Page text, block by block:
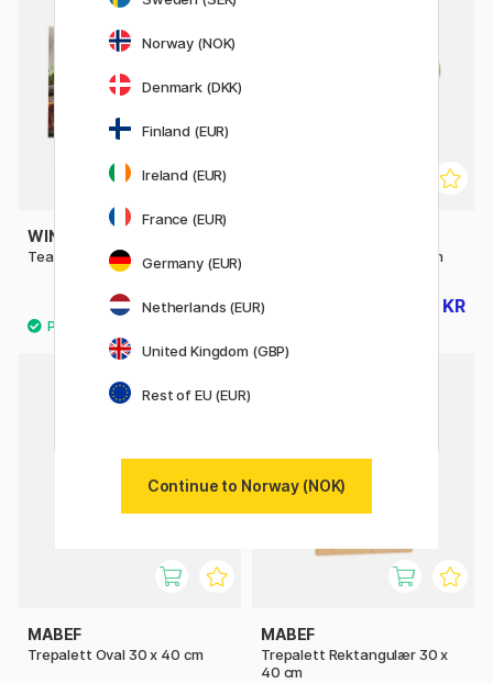
WINSOR & NEWTON
Tear-off Palettes 29x20 cm
185 KR
Kunstnerspalet 20 x 30 cm
41 KR
MABEF
Trepalett Oval 30 x 40 cm
MABEF
Trepalett Rektangulær 30 x
40 cm
Norway (NOK)
Denmark (DKK)
Finland (EUR)
Ireland (EUR)
France (EUR)
Germany (EUR)
Netherlands (EUR)
United Kingdom (GBP)
Rest of EU (EUR)
Continue to Norway (NOK)